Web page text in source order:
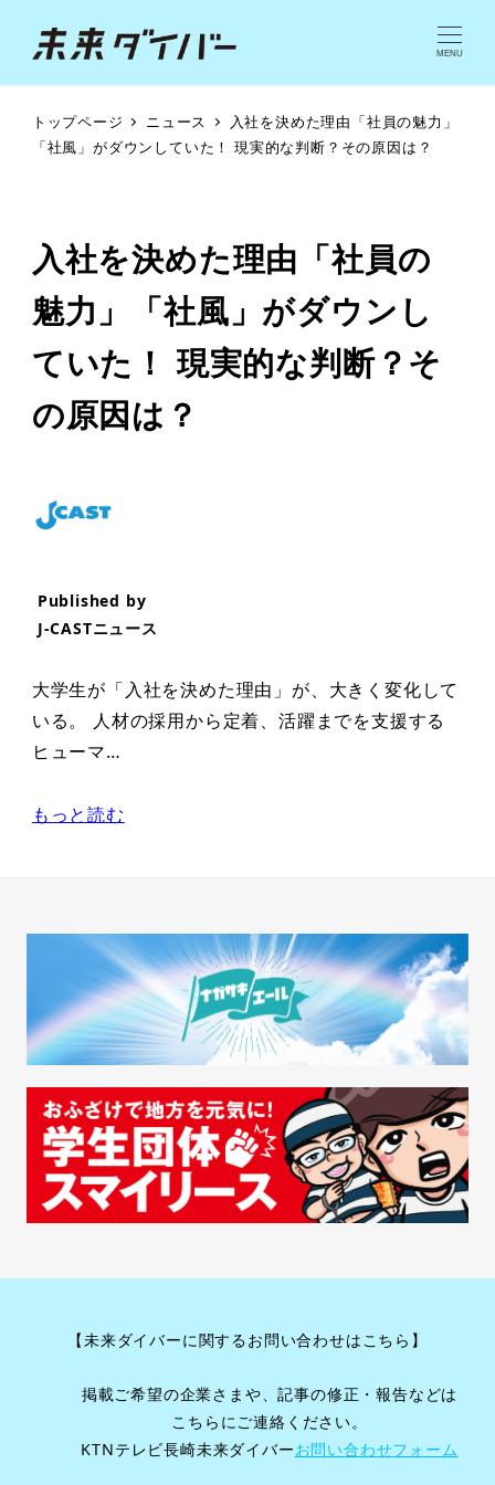
MENU
トップページ ニュース
入社を決めた理由「社員の魅力」
「社風」がダウンしていた！ 現実的な判断？その原因は？
入社を決めた理由「社員の
魅力」「社風」がダウンし
ていた！ 現実的な判断？そ
の原因は？
Published by
J-CASTニュース
大学生が「入社を決めた理由」が、大きく変化して
いる。 人材の採用から定着、活躍までを支援する
ヒューマ…
もっと読む
【未来ダイバーに関するお問い合わせはこちら】
掲載ご希望の企業さまや、記事の修正・報告などは
こちらにご連絡ください。
KTNテレビ長崎未来ダイバーお問い合わせフォーム